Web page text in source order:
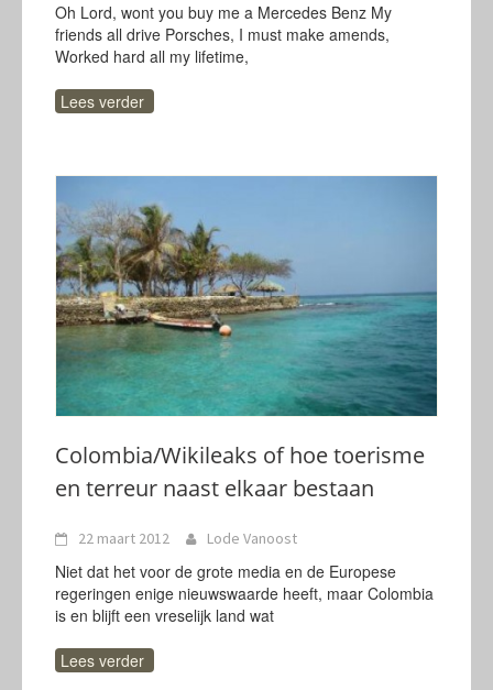
Oh Lord, wont you buy me a Mercedes Benz My
friends all drive Porsches, I must make amends,
Worked hard all my lifetime,
Lees verder
Colombia/Wikileaks of hoe toerisme
en terreur naast elkaar bestaan
22 maart 2012 Lode Vanoost
Niet dat het voor de grote media en de Europese
regeringen enige nieuwswaarde heeft, maar Colombia
is en blijft een vreselijk land wat
Lees verder